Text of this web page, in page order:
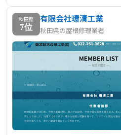
ります。
秋田県
7位
有限会社環清工業
秋田県の屋根修理業者